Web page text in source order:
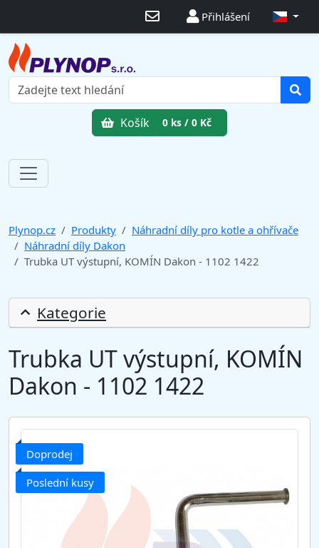
Přihlášení
Košík 0 ks / 0 Kč
Plynop.cz Produkty
Náhradní díly pro kotle a ohřívače
Náhradní díly Dakon
Trubka UT výstupní, KOMÍN Dakon - 1102 1422
Kategorie
Trubka UT výstupní, KOMÍN
Dakon - 1102 1422
Doprodej
Poslední kusy